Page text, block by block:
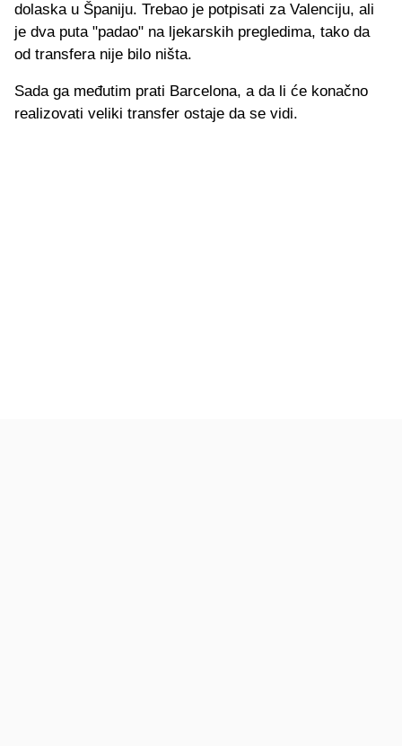
dolaska u Španiju. Trebao je potpisati za Valenciju, ali
je dva puta "padao" na ljekarskih pregledima, tako da
od transfera nije bilo ništa.
Sada ga međutim prati Barcelona, a da li će konačno
realizovati veliki transfer ostaje da se vidi.